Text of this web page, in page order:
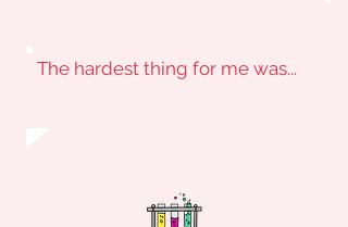
The hardest thing for me was...